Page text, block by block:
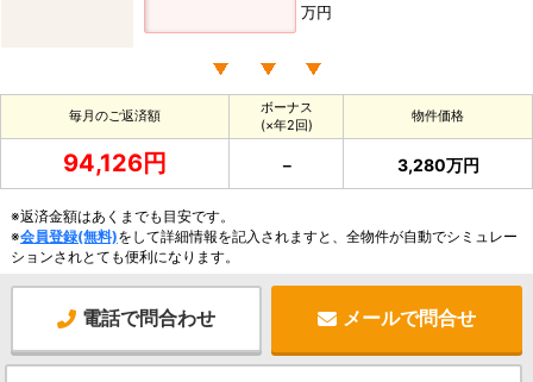
万円
毎月のご返済額
ボーナス
(×年2回)
物件価格
94,126円 － 3,280万円
※返済金額はあくまでも目安です。
※会員登録(無料)をして詳細情報を記入されますと、全物件が自動でシミュレー
ションされとても便利になります。
電話で問合わせ メールで問合せ